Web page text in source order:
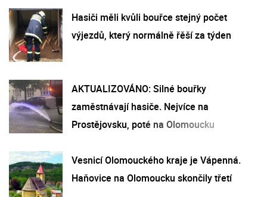
Hasiči měli kvůli bouřce stejný počet
výjezdů, který normálně řěší za týden
AKTUALIZOVÁNO: Silné bouřky
zaměstnávají hasiče. Nejvíce na
Prostějovsku, poté na Olomoucku
Vesnicí Olomouckého kraje je Vápenná.
Haňovice na Olomoucku skončily třetí